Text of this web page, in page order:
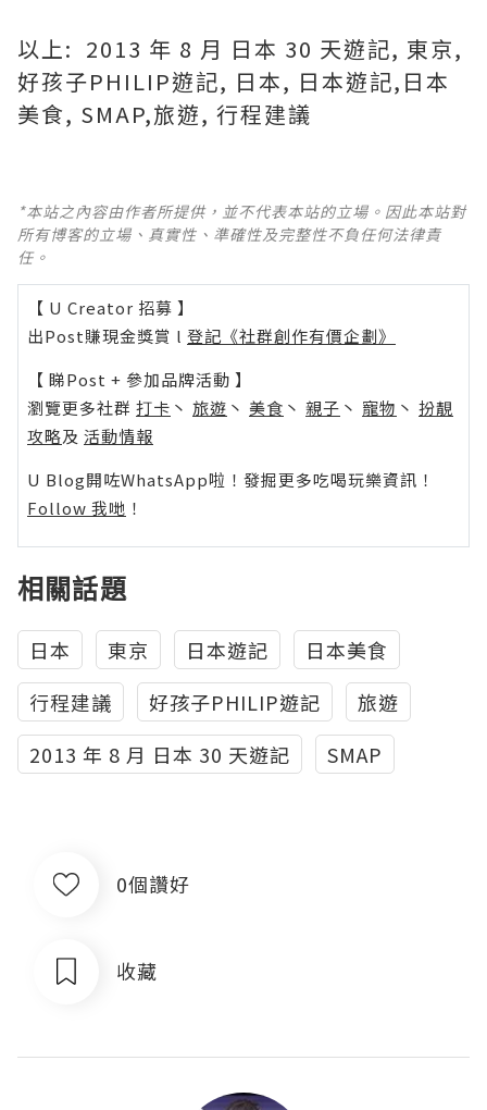
以上: 2013 年 8 月 日本 30 天遊記, 東京,
好孩子PHILIP遊記, 日本, 日本遊記,日本
美食, SMAP,旅遊, 行程建議
*本站之內容由作者所提供，並不代表本站的立場。因此本站對
所有博客的立場、真實性、準確性及完整性不負任何法律責
任。
【 U Creator 招募 】
出Post賺現金獎賞 l 登記《社群創作有價企劃》
【 睇Post + 參加品牌活動 】
瀏覽更多社群 打卡 丶 旅遊 丶 美食 丶 親子 丶 寵物 丶 扮靚
攻略及 活動情報
U Blog開咗WhatsApp啦！發掘更多吃喝玩樂資訊！
Follow 我哋 ！
相關話題
日本 東京 日本遊記
日本美食
行程建議
好孩子PHILIP遊記
旅遊
2013 年 8 月 日本 30 天遊記
SMAP
0個讚好
收藏